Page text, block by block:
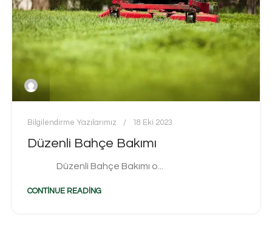
Bilgilendirme Yazılarımız 18 Eki 2023
Düzenli Bahçe Bakımı
Düzenli Bahçe Bakımı o...
CONTINUE READING